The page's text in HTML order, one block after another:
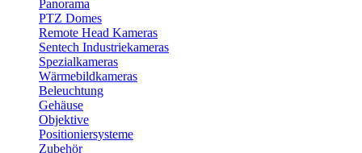
Panorama
PTZ Domes
Remote Head Kameras
Sentech Industriekameras
Spezialkameras
Wärmebildkameras
Beleuchtung
Gehäuse
Objektive
Positioniersysteme
Zubehör